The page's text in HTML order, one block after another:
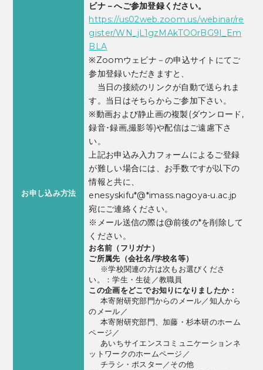
お申し込み方法
ビナ－へご参加登録ください。
https://us02web.zoom.us/webinar/re
gister/WN_jL1gzMAkTOOrBG9I_Em
BLA
※Zoomウェビナ－の申込サイトにてご
参加登録いただきますと、
当日の接続のリンクが自動で送られま
す。当日はそちらからご参加下さい。
※動画および静止画の複製(ダウンロード,
録音･録画,撮影等)や配信はご遠慮下さ
い。
上記お申込み入力フォームによるご登録
が難しい場合には、お手数ですが以下の
情報と共に、
enesyskifu*@*imass.nagoya-u.ac.jp
宛にご連絡ください。
※メール送信の際は@前後の*を削除して
ください。
お名前（フリガナ）
ご所属先（会社名/学校名等）
※学校関連の方は次もお選びくださ
い。：学生・生徒／教職員
この企画をどこでお知りになりましたか：
本寄附研究部門からのメール／知人から
のメール／
本寄附研究部門、加藤・杉本研のホーム
ページ／
あいちサイエンスコミュニケーションネ
ットワークのホームページ／
チラシ・ポスター／その他